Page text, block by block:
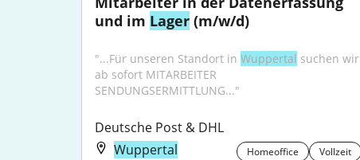
und im Lager (m/w/d)
"...Für unseren Standort in Wuppertal suchen wir
ab sofort MITARBEITER
SENDUNGSERMITTLUNG..."
Deutsche Post & DHL
Wuppertal
Homeoffice Vollzeit